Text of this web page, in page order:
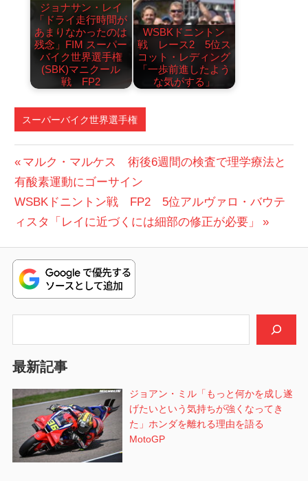
ジョナサン・レイ
「ドライ走行時間が
あまりなかったのは
残念」FIM スーパー
バイク世界選手権
(SBK)マニクール
戦 FP2
WSBKドニントン
戦 レース2 5位ス
コット・レディング
「一歩前進したよう
な気がする」
スーパーバイク世界選手権
投
稿
ナ
ビ
ゲ
ー
ン
前
の
投
稿:
マルク・マルケス 術後6週間の検査で理学療法と
有酸素運動にゴーサイン
次
の
稿:
WSBKドニントン戦 FP2 5位アルヴァロ・バウテ
ィスタ「レイに近づくには細部の修正が必要」
最新記事
ジョアン・ミル「もっと何かを成し遂
げたいという気持ちが強くなってき
た」ホンダを離れる理由を語る
MotoGP